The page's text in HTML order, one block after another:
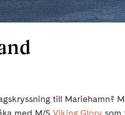
till Mariehamn?
med M/S Viking Glory som